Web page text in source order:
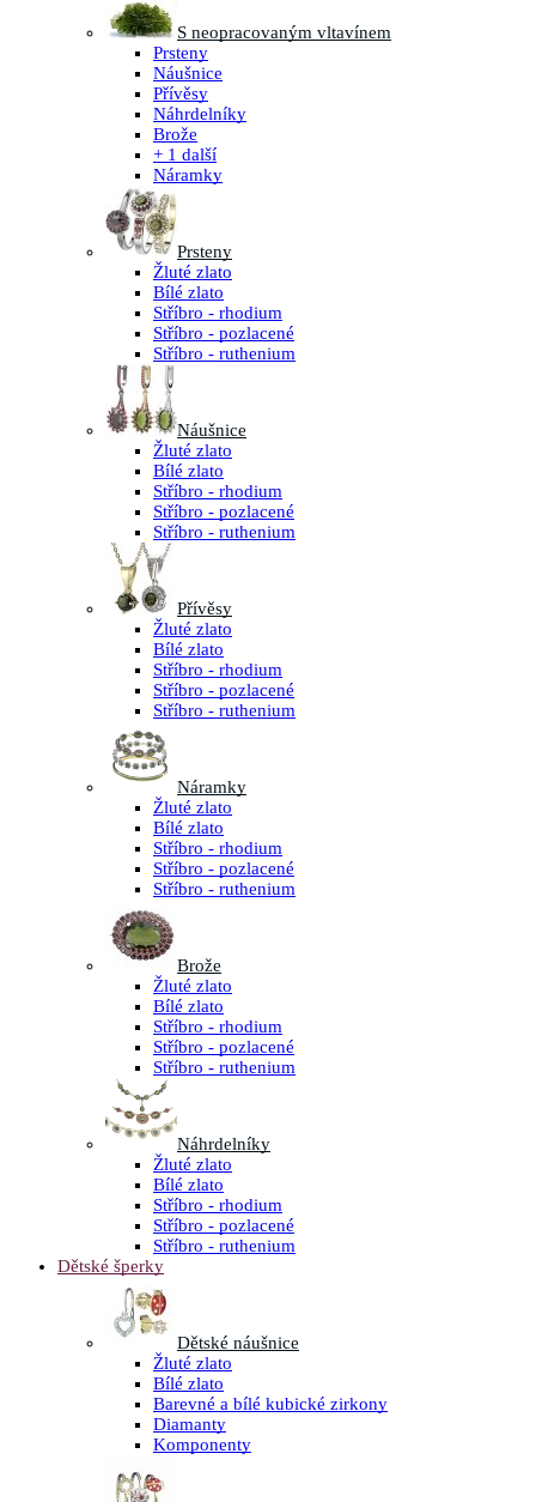
S neopracovaným vltavínem
Prsteny
Náušnice
Přívěsy
Náhrdelníky
Brože
+ 1 další
Náramky
Prsteny
Žluté zlato
Bílé zlato
Stříbro - rhodium
Stříbro - pozlacené
Stříbro - ruthenium
Náušnice
Žluté zlato
Bílé zlato
Stříbro - rhodium
Stříbro - pozlacené
Stříbro - ruthenium
Přívěsy
Žluté zlato
Bílé zlato
Stříbro - rhodium
Stříbro - pozlacené
Stříbro - ruthenium
Náramky
Žluté zlato
Bílé zlato
Stříbro - rhodium
Stříbro - pozlacené
Stříbro - ruthenium
Brože
Žluté zlato
Bílé zlato
Stříbro - rhodium
Stříbro - pozlacené
Stříbro - ruthenium
Náhrdelníky
Žluté zlato
Bílé zlato
Stříbro - rhodium
Stříbro - pozlacené
Stříbro - ruthenium
Dětské šperky
Dětské náušnice
Žluté zlato
Bílé zlato
Barevné a bílé kubické zirkony
Diamanty
Komponenty